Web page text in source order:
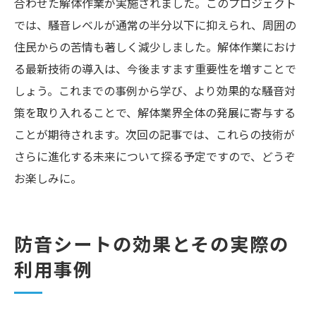
合わせた解体作業が実施されました。このプロジェクト
では、騒音レベルが通常の半分以下に抑えられ、周囲の
住民からの苦情も著しく減少しました。解体作業におけ
る最新技術の導入は、今後ますます重要性を増すことで
しょう。これまでの事例から学び、より効果的な騒音対
策を取り入れることで、解体業界全体の発展に寄与する
ことが期待されます。次回の記事では、これらの技術が
さらに進化する未来について探る予定ですので、どうぞ
お楽しみに。
防音シートの効果とその実際の
利用事例